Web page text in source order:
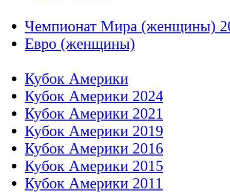
Чемпионат Мира (женщины)
Евро (женщины)
Кубок Америки
Кубок Америки 2024
Кубок Америки 2021
Кубок Америки 2019
Кубок Америки 2016
Кубок Америки 2015
Кубок Америки 2011